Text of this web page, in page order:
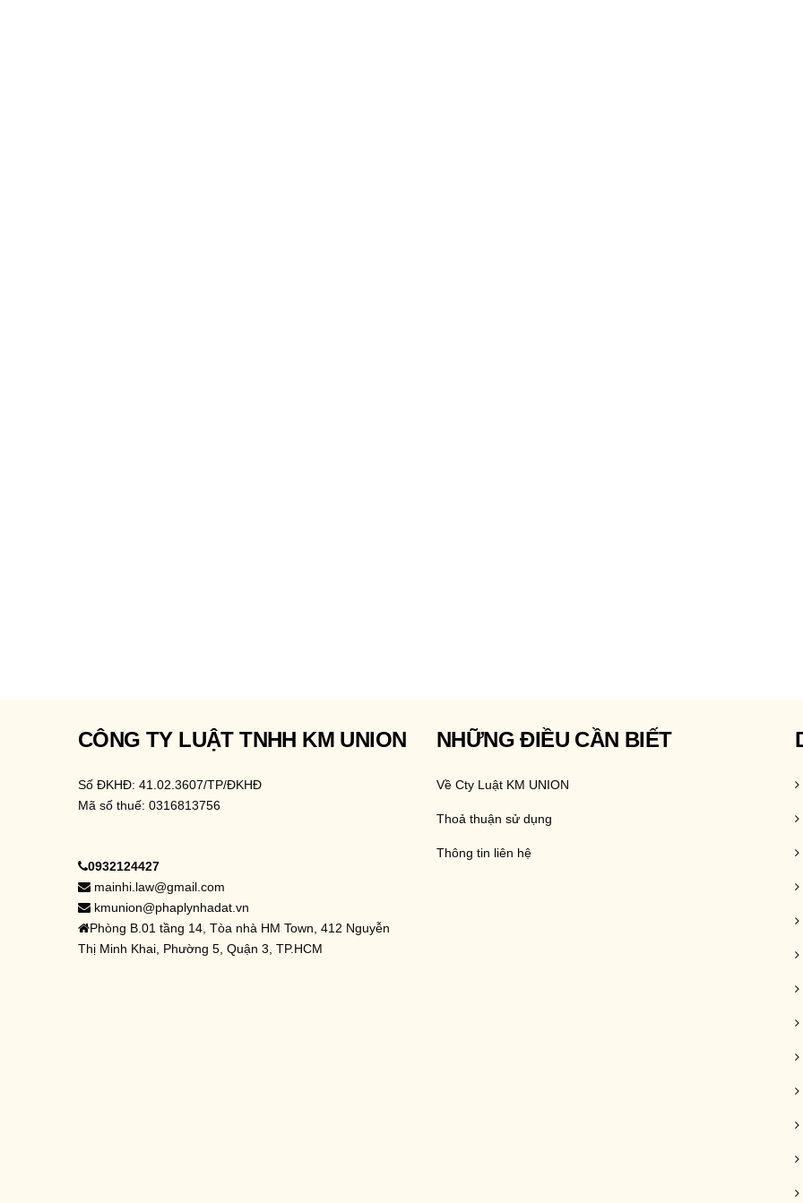
CÔNG TY LUẬT TNHH KM UNION
Số ĐKHĐ: 41.02.3607/TP/ĐKHĐ
Mã số thuế: 0316813756
0932124427
mainhi.law@gmail.com
kmunion@phaplynhadat.vn
Phòng B.01 tầng 14, Tòa nhà HM Town, 412 Nguyễn
Thị Minh Khai, Phường 5, Quận 3, TP.HCM
NHỮNG ĐIỀU CẦN BIẾT
Về Cty Luật KM UNION
Thoả thuận sử dụng
Thông tin liên hệ